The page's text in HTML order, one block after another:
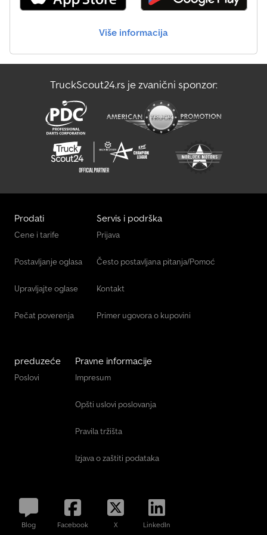
točkova: 2 * Vešanje sa amortizerima + odobrenje za 100 km/h *
€ Sve cene uključuju PDV. Isporuka: Isporuka putem špeditera
odredišta), minimalno 270,00 € bez PDV-a. Posetite nas i na
opremu po dogovoru: BLYSS transporttechnik GmbH Dieselstr. 8,
85084 Rajhertshofen Tel.: BLYSS transporttechnik GmbH
Burenkamp 18-20, 46286 Dorsten-Wulfen Tel.: Finansiranje ili lizing
su mogući. Posetite nas takođe na internetu. Crodox U Niqjpfx
Ahuef Prikazane slike ne moraju odgovarati osnovnoj opremi,
tehničke izmene (npr. veličina pneumatika) su moguće.
Više informacija
TruckScout24.rs je zvanični sponzor:
Prodati
Cene i tarife
Postavljanje oglasa
Upravljajte oglase
Pečat poverenja
Servis i podrška
Prijava
Često postavljana pitanja/Pomoć
Kontakt
Primer ugovora o kupovini
preduzeće
Poslovi
Pravne informacije
Impresum
Opšti uslovi poslovanja
Pravila tržišta
Izjava o zaštiti podataka
Blog Facebook X LinkedIn